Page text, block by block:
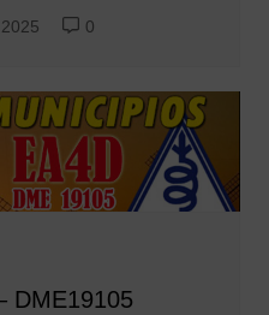
0
DME19105